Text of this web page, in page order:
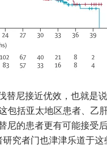
替尼接近优效，也就是
包括亚太地区患者、乙
尼的患者更有可能接受
究者门也津津乐道于